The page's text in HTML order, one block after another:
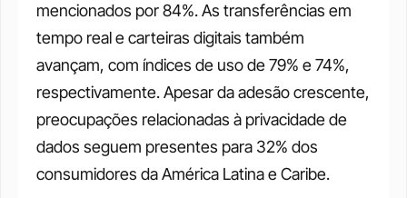
mencionados por 84%. As transferências em
tempo real e carteiras digitais também
avançam, com índices de uso de 79% e 74%,
respectivamente. Apesar da adesão crescente,
preocupações relacionadas à privacidade de
dados seguem presentes para 32% dos
consumidores da América Latina e Caribe.